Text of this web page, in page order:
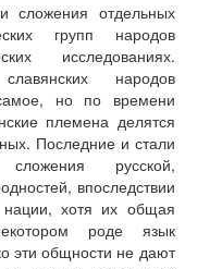
сложения отдельных
групп народов
исследованиях.
народов
но по времени
племена делятся
Последние и стали
русской,
впоследствии
нации, хотя их общая
роде язык
эти общности не дают